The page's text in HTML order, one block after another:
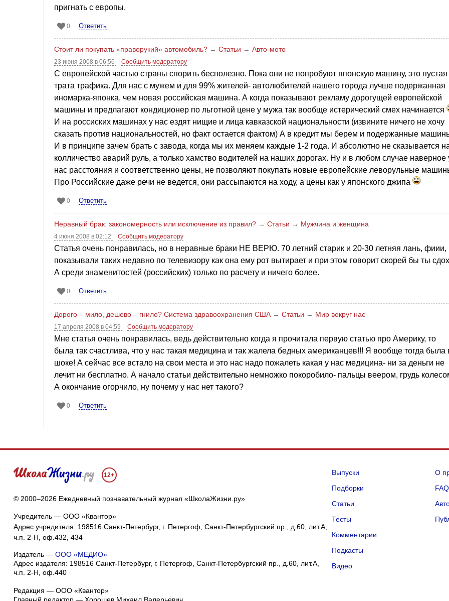
пригнать с европы.
0 Ответить
Стоит ли покупать «праворукий» автомобиль? → Статьи → Авто-мото
23 июня 2008 в 06:56 Сообщить модератору
С европейской частью страны спорить бесполезно. Пока они не попробуют японскую машину, это пустая
трата трафика. Для нас с мужем и для 99% жителей- автолюбителей нашего города лучше подержанная
иномарка-японка, чем новая российская машина. А когда показывают рекламу дорогущей европейской
машины и предлагают кондиционер по льготной цене у мужа так вообще истерический смех начинается
И на россиских машинах у нас ездят нищие и лица кавказской национальности (извините ничего не хочу
сказать против национальностей, но факт остается фактом) А в кредит мы берем и подержанные
И в принципе зачем брать с завода, когда мы их меняем каждые 1-2 года. И абсолютно не сказывается
колличество аварий руль, а только хамство водителей на наших дорогах. Ну и в любом случае наверное
нас расстояния и соответственно цены, не позволяют покупать новые европейские леворульные
Про Российские даже речи не ведется, они рассыпаются на ходу, а цены как у японского джипа
0 Ответить
Неравный брак: закономерность или исключение из правил? → Статьи → Мужчина и женщина
4 июня 2008 в 02:12 Сообщить модератору
Статья очень понравилась, но в неравные браки НЕ ВЕРЮ. 70 летний старик и 20-30 летняя лань, фиии,
показывали таких недавно по телевизору как она ему рот вытирает и при этом говорит скорей бы ты
А среди знаменитостей (российских) только по расчету и ничего более.
0 Ответить
Дорого – мило, дешево – гнило? Система здравоохранения США → Статьи → Мир вокруг нас
17 апреля 2008 в 04:59 Сообщить модератору
Мне статья очень понравилась, ведь действительно когда я прочитала первую статью про Америку, то
была так счастлива, что у нас такая медицина и так жалела бедных американцев!!! Я вообще тогда была
шоке! А сейчас все встало на свои места и это нас надо пожалеть какая у нас медицина- ни за деньги не
лечит ни бесплатно. А начало статьи действительно немножко покоробило- пальцы веером, грудь
А окончание огорчило, ну почему у нас нет такого?
0 Ответить
12+
© 2000–2026 Ежедневный познавательный журнал «ШколаЖизни.ру»
Учредитель — ООО «Квантор»
Адрес учредителя: 198516 Санкт-Петербург, г. Петергоф, Санкт-Петербургский пр., д.60, лит.А,
ч.п. 2-Н, оф.432, 434
Издатель — ООО «МЕДИО»
Адрес издателя: 198516 Санкт-Петербург, г. Петергоф, Санкт-Петербургский пр., д.60, лит.А,
ч.п. 2-Н, оф.440
Редакция — ООО «Квантор»
Главный редактор — Хорошев Михаил Валерьевич
Выпуски
Подборки
Статьи
Тесты
Комментарии
Подкасты
Видео
О
FAQ